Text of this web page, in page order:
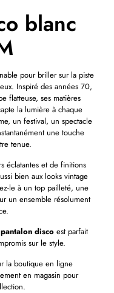
blanc
pour briller sur la piste
Inspiré des années 70,
flatteuse, ses matières
la lumière à chaque
un festival, un spectacle
une touche
tenue.
éclatantes et de finitions
bien aux looks vintage
le à un top pailleté, une
un ensemble résolument
pantalon disco est parfait
sur le style.
la boutique en ligne
en magasin pour